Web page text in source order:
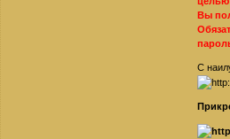
Вы
С